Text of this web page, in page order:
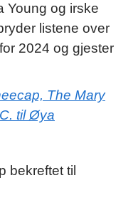
Young og irske
listene over
for 2024 og gjester
The Mary
til Øya
bekreftet til